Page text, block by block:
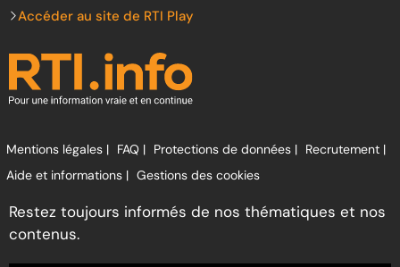
Accéder au site de RTI Play
Mentions légales | FAQ | Protections de données | Recrutement |
Aide et informations | Gestions des cookies
Restez toujours informés de nos thématiques et nos
contenus.